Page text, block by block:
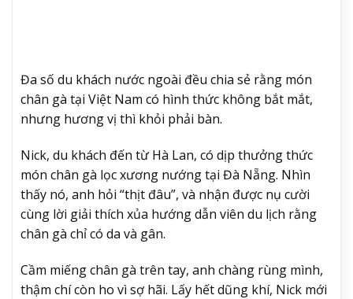
Đa số du khách nước ngoài đều chia sẻ rằng món
chân gà tại Việt Nam có hình thức không bắt mắt,
nhưng hương vị thì khỏi phải bàn.
Nick, du khách đến từ Hà Lan, có dịp thưởng thức
món chân gà lọc xương nướng tại Đà Nẵng. Nhìn
thấy nó, anh hỏi “thịt đâu”, và nhận được nụ cười
cùng lời giải thích xủa hướng dẫn viên du lịch rằng
chân gà chỉ có da và gân.
Cầm miếng chân gà trên tay, anh chàng rùng mình,
thậm chí còn ho vì sợ hãi. Lấy hết dũng khí, Nick mới